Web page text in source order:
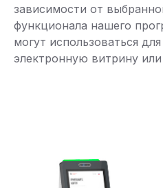
зависимости от
функционала нашего
могут использоваться
электронную витрину или